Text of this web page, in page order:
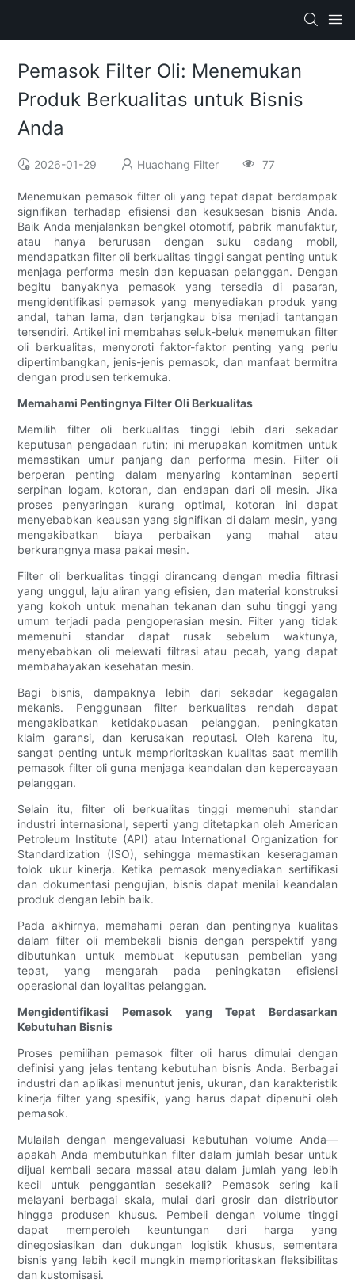
Pemasok Filter Oli: Menemukan
Produk Berkualitas untuk Bisnis
Anda
2026-01-29 Huachang Filter 77
Menemukan pemasok filter oli yang tepat dapat berdampak
signifikan terhadap efisiensi dan kesuksesan bisnis Anda.
Baik Anda menjalankan bengkel otomotif, pabrik manufaktur,
atau hanya berurusan dengan suku cadang mobil,
mendapatkan filter oli berkualitas tinggi sangat penting untuk
menjaga performa mesin dan kepuasan pelanggan. Dengan
begitu banyaknya pemasok yang tersedia di pasaran,
mengidentifikasi pemasok yang menyediakan produk yang
andal, tahan lama, dan terjangkau bisa menjadi tantangan
tersendiri. Artikel ini membahas seluk-beluk menemukan filter
oli berkualitas, menyoroti faktor-faktor penting yang perlu
dipertimbangkan, jenis-jenis pemasok, dan manfaat bermitra
dengan produsen terkemuka.
Memahami Pentingnya Filter Oli Berkualitas
Memilih filter oli berkualitas tinggi lebih dari sekadar
keputusan pengadaan rutin; ini merupakan komitmen untuk
memastikan umur panjang dan performa mesin. Filter oli
berperan penting dalam menyaring kontaminan seperti
serpihan logam, kotoran, dan endapan dari oli mesin. Jika
proses penyaringan kurang optimal, kotoran ini dapat
menyebabkan keausan yang signifikan di dalam mesin, yang
mengakibatkan biaya perbaikan yang mahal atau
berkurangnya masa pakai mesin.
Filter oli berkualitas tinggi dirancang dengan media filtrasi
yang unggul, laju aliran yang efisien, dan material konstruksi
yang kokoh untuk menahan tekanan dan suhu tinggi yang
umum terjadi pada pengoperasian mesin. Filter yang tidak
memenuhi standar dapat rusak sebelum waktunya,
menyebabkan oli melewati filtrasi atau pecah, yang dapat
membahayakan kesehatan mesin.
Bagi bisnis, dampaknya lebih dari sekadar kegagalan
mekanis. Penggunaan filter berkualitas rendah dapat
mengakibatkan ketidakpuasan pelanggan, peningkatan
klaim garansi, dan kerusakan reputasi. Oleh karena itu,
sangat penting untuk memprioritaskan kualitas saat memilih
pemasok filter oli guna menjaga keandalan dan kepercayaan
pelanggan.
Selain itu, filter oli berkualitas tinggi memenuhi standar
industri internasional, seperti yang ditetapkan oleh American
Petroleum Institute (API) atau International Organization for
Standardization (ISO), sehingga memastikan keseragaman
tolok ukur kinerja. Ketika pemasok menyediakan sertifikasi
dan dokumentasi pengujian, bisnis dapat menilai keandalan
produk dengan lebih baik.
Pada akhirnya, memahami peran dan pentingnya kualitas
dalam filter oli membekali bisnis dengan perspektif yang
dibutuhkan untuk membuat keputusan pembelian yang
tepat, yang mengarah pada peningkatan efisiensi
operasional dan loyalitas pelanggan.
Mengidentifikasi Pemasok yang Tepat Berdasarkan
Kebutuhan Bisnis
Proses pemilihan pemasok filter oli harus dimulai dengan
definisi yang jelas tentang kebutuhan bisnis Anda. Berbagai
industri dan aplikasi menuntut jenis, ukuran, dan karakteristik
kinerja filter yang spesifik, yang harus dapat dipenuhi oleh
pemasok.
Mulailah dengan mengevaluasi kebutuhan volume Anda—
apakah Anda membutuhkan filter dalam jumlah besar untuk
dijual kembali secara massal atau dalam jumlah yang lebih
kecil untuk penggantian sesekali? Pemasok sering kali
melayani berbagai skala, mulai dari grosir dan distributor
hingga produsen khusus. Pembeli dengan volume tinggi
dapat memperoleh keuntungan dari harga yang
dinegosiasikan dan dukungan logistik khusus, sementara
bisnis yang lebih kecil mungkin memprioritaskan fleksibilitas
dan kustomisasi.